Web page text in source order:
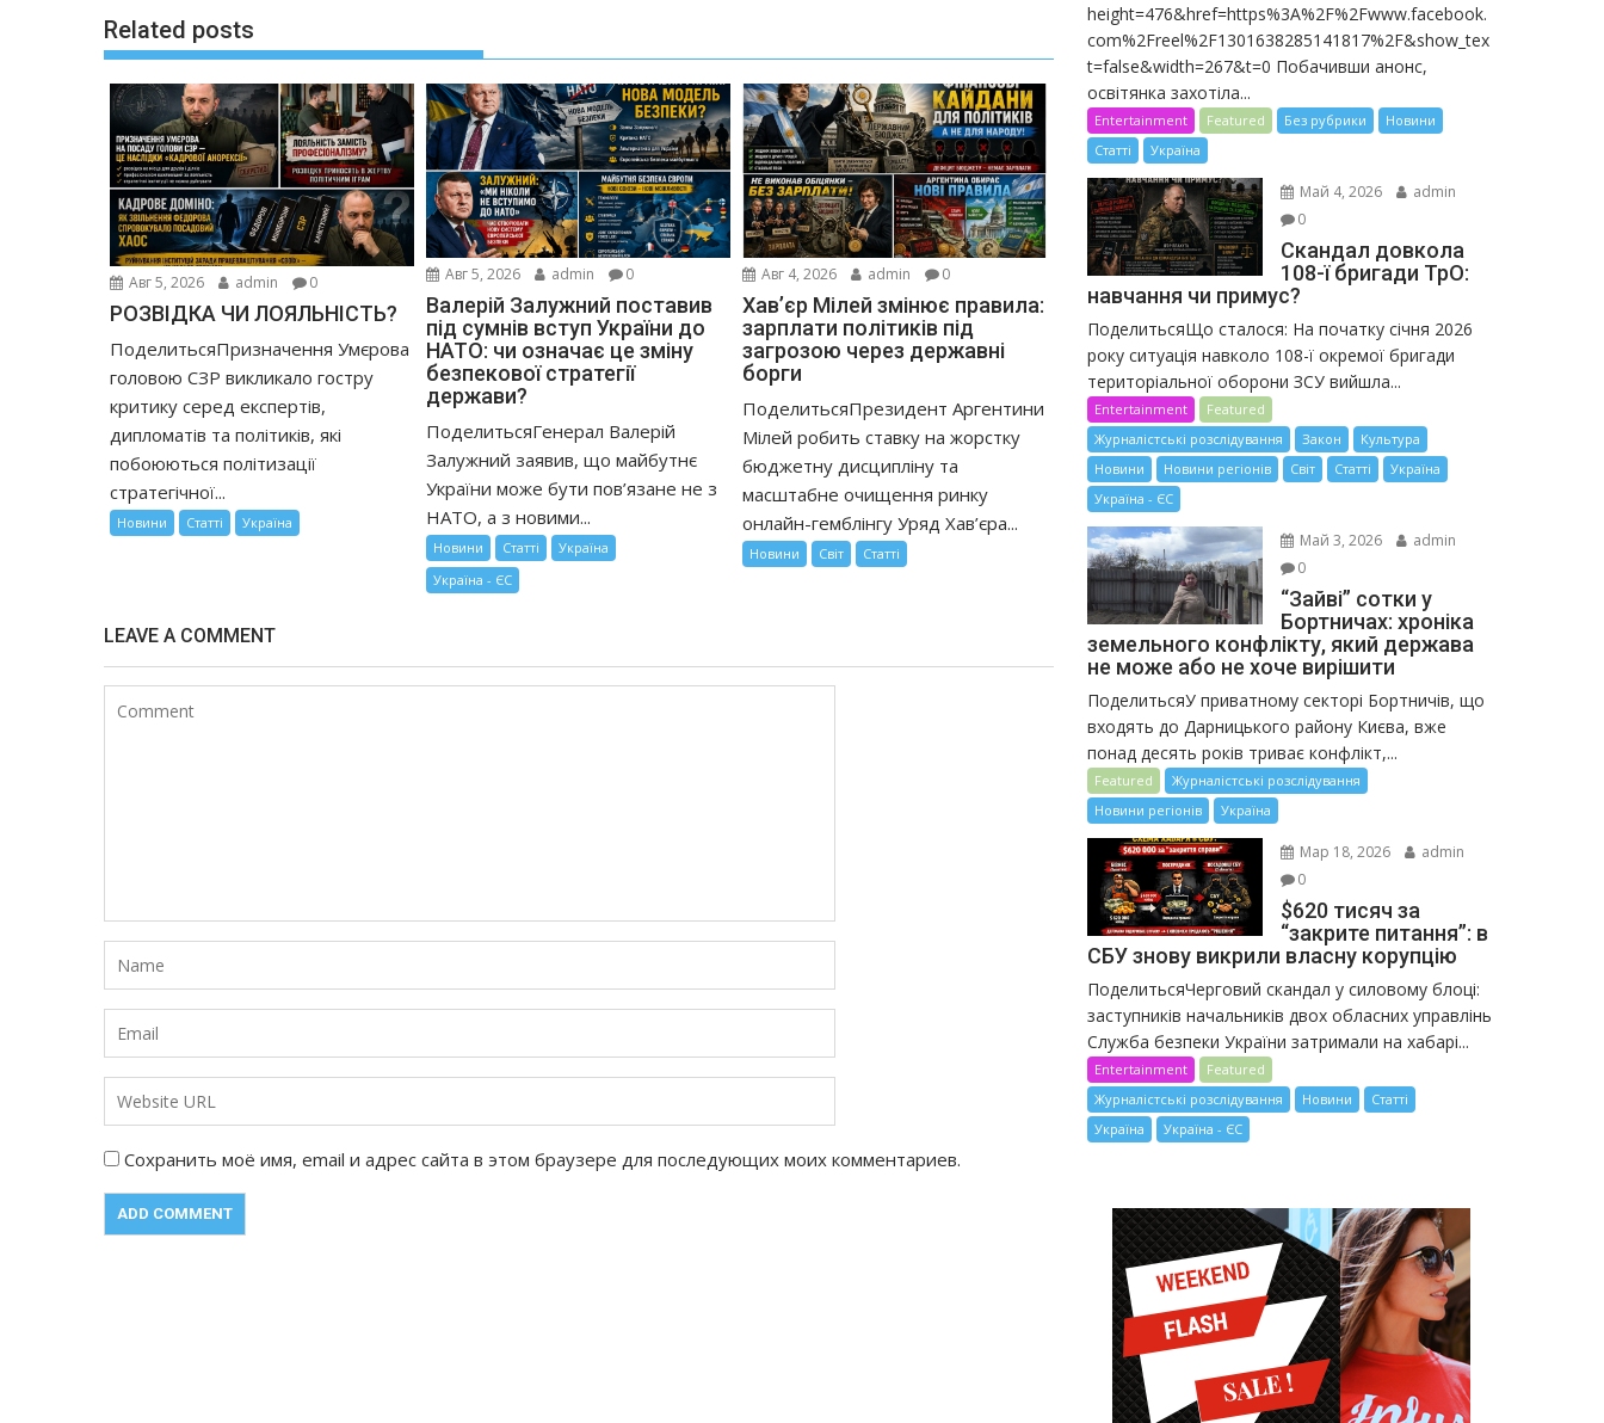
Related posts
Авг 5, 2026 admin 0
РОЗВІДКА ЧИ ЛОЯЛЬНІСТЬ?
ПоделитьсяПризначення Умєрова
головою СЗР викликало гостру
критику серед експертів,
дипломатів та політиків, які
побоюються політизації
стратегічної...
Новини Статті Україна
Авг 5, 2026 admin 0
Валерій Залужний поставив
під сумнів вступ України до
НАТО: чи означає це зміну
безпекової стратегії
держави?
ПоделитьсяГенерал Валерій
Залужний заявив, що майбутнє
України може бути пов’язане не з
НАТО, а з новими...
Новини Статті
Україна
Україна - ЄС
Авг 4, 2026 admin 0
Хав’єр Мілей змінює правила:
зарплати політиків під
загрозою через державні
борги
ПоделитьсяПрезидент Аргентини
Мілей робить ставку на жорстку
бюджетну дисципліну та
масштабне очищення ринку
онлайн-гемблінгу Уряд Хав’єра...
Новини Світ Статті
LEAVE A COMMENT
Сохранить моё имя, email и адрес сайта в этом браузере для последующих моих комментариев.
height=476&href=https%3A%2F%2Fwww.facebook.
com%2Freel%2F1301638285141817%2F&show_tex
t=false&width=267&t=0 Побачивши анонс,
освітянка захотіла...
Entertainment Featured Без рубрики
Новини
Статті
Україна
Май 4, 2026
admin
0
Скандал довкола
108-ї бригади ТрО:
навчання чи примус?
ПоделитьсяЩо сталося: На початку січня 2026
року ситуація навколо 108-ї окремої бригади
територіальної оборони ЗСУ вийшла...
Entertainment
Featured
Журналістські розслідування
Закон
Культура
Новини
Новини регіонів Світ Статті
Україна
Україна - ЄС
Май 3, 2026
admin
0
“Зайві” сотки у
Бортничах: хроніка
земельного конфлікту, який держава
не може або не хоче вирішити
ПоделитьсяУ приватному секторі Бортничів, що
входять до Дарницького району Києва, вже
понад десять років триває конфлікт,...
Featured
Журналістські розслідування
Новини регіонів
Україна
Мар 18, 2026
admin
0
$620 тисяч за
“закрите питання”: в
СБУ знову викрили власну корупцію
ПоделитьсяЧерговий скандал у силовому блоці:
заступників начальників двох обласних управлінь
Служба безпеки України затримали на хабарі...
Entertainment
Featured
Журналістські розслідування
Новини
Статті
Україна
Україна - ЄС